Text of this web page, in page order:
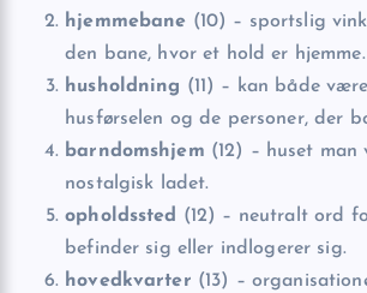
hjemmebane (10) – sportslig
den bane, hvor et hold er hjemme.
husholdning (11) – kan både
husførselen og de personer, der
barndomshjem (12) – huset man
nostalgisk ladet.
opholdssted
(12) – neutralt ord
befinder sig eller indlogerer sig.
hovedkvarter (13) –